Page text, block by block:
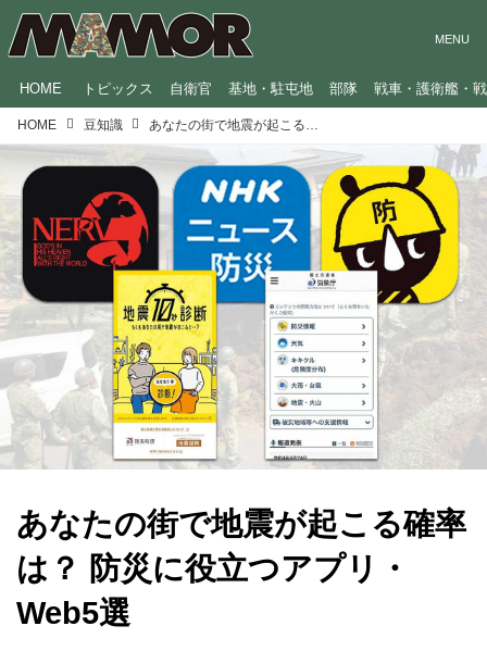
HOME トピックス 自衛官 基地・駐屯地 部隊 戦車・護衛艦・
HOME 豆知識
あなたの街で地震が起こる確率
は？ 防災に役立つアプリ・
Web5選